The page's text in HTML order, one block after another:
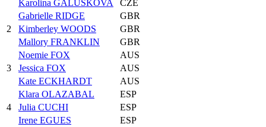
Karolina GALUSKOVA
CZE
2
Gabrielle RIDGE
GBR
Kimberley WOODS
GBR
Mallory FRANKLIN
GBR
3
Noemie FOX
AUS
Jessica FOX
AUS
Kate ECKHARDT
AUS
4
Klara OLAZABAL
ESP
Julia CUCHI
ESP
Irene EGUES
ESP